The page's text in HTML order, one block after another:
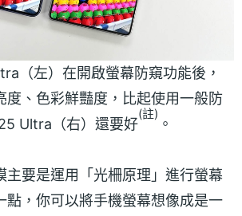
（左）在開啟螢幕防窺功能後，
度、色彩鮮豔度，比起使用一般防
Ultra（右）還要好
(註)
。
主要是運用「光柵原理」進行螢幕
點，你可以將手機螢幕想像成是一